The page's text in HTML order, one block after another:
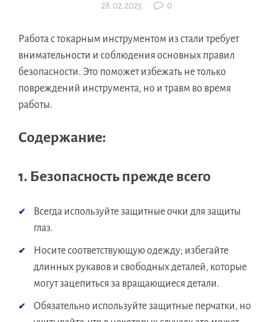
28.02.2025 · 0
Работа с токарным инструментом из стали требует
внимательности и соблюдения основных правил
безопасности. Это поможет избежать не только
повреждений инструмента, но и травм во время
работы.
Содержание:
1. Безопасность прежде всего
Всегда используйте защитные очки для защиты
глаз.
Носите соответствующую одежду; избегайте
длинных рукавов и свободных деталей, которые
могут зацепиться за вращающиеся детали.
Обязательно используйте защитные перчатки, но